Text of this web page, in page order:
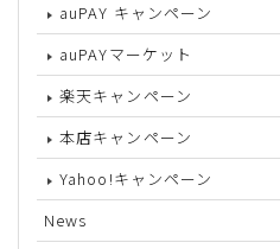
auPAY キャンペーン
auPAYマーケット
楽天キャンペーン
本店キャンペーン
Yahoo!キャンペーン
News